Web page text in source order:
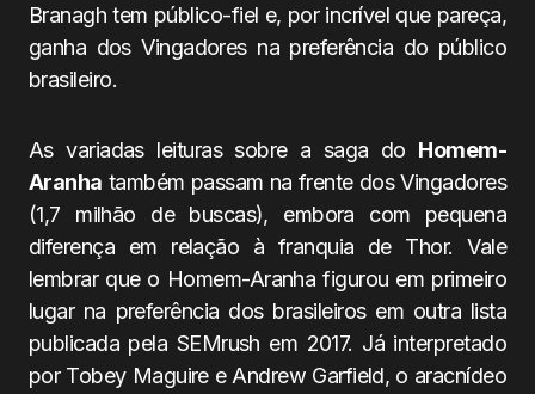
Branagh tem público-fiel e, por incrível que pareça,
ganha dos Vingadores na preferência do público
brasileiro.
As variadas leituras sobre a saga do Homem-
Aranha também passam na frente dos Vingadores
(1,7 milhão de buscas), embora com pequena
diferença em relação à franquia de Thor. Vale
lembrar que o Homem-Aranha figurou em primeiro
lugar na preferência dos brasileiros em outra lista
publicada pela SEMrush em 2017. Já interpretado
por Tobey Maguire e Andrew Garfield, o aracnídeo